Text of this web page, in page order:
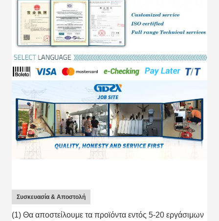
Συσκευασία & Αποστολή
(1) Θα αποστείλουμε τα προϊόντα εντός 5-20 εργάσιμων